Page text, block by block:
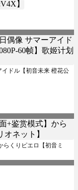
ドル【初音未来 橙花公
らくりピエロ【初音ミ